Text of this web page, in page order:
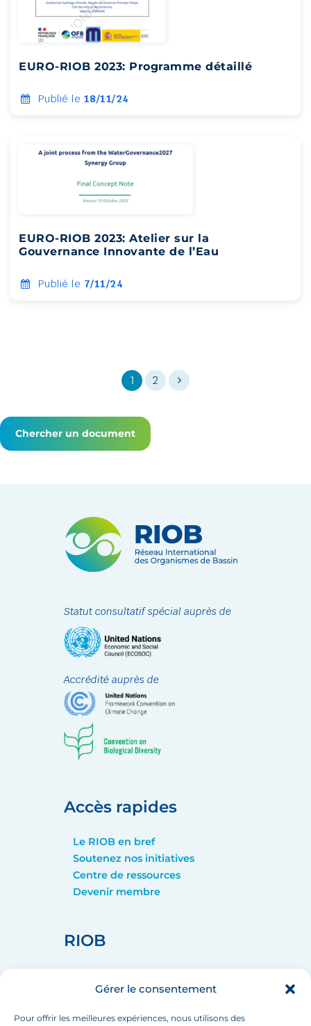
Gérer le consentement
Pour offrir les meilleures expériences, nous utilisons des
EURO-RIOB 2023: Programme détaillé
Publié le 18/11/24
EURO-RIOB 2023: Atelier sur la
Gouvernance Innovante de l’Eau
Publié le 7/11/24
1 2
Chercher un document
Statut consultatif spécial auprès de
Accrédité auprès de
Accès rapides
Le RIOB en bref
Soutenez nos initiatives
Centre de ressources
Devenir membre
RIOB
+33 (1) 44 90 88 60
mail info[at]inbo-news.org